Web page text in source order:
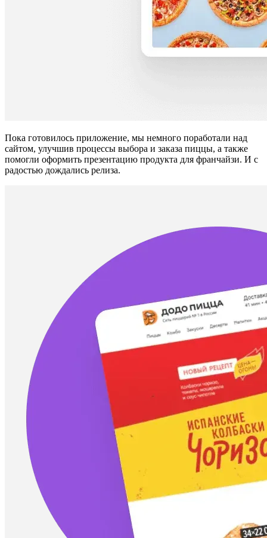
Пока готовилось приложение, мы немного поработали над
сайтом, улучшив процессы выбора и заказа пиццы, а также
помогли оформить презентацию продукта для франчайзи. И с
радостью дождались релиза.